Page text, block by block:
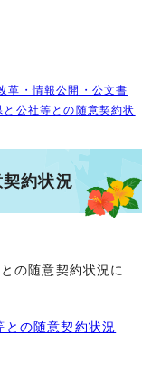
革・情報公開・公文書
と公社等との随意契約状
約状況
の随意契約状況に
との随意契約状況